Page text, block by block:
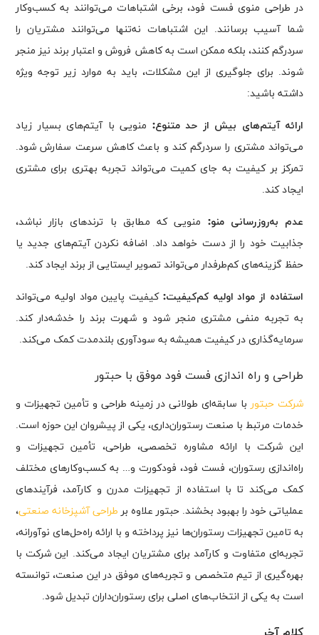
در طراحی منوی فست فود، برخی اشتباهات می‌توانند به کسب‌وکار
شما آسیب برسانند. این اشتباهات نه‌تنها می‌توانند مشتریان را
سردرگم کنند، بلکه ممکن است به کاهش فروش و اعتبار برند نیز منجر
شوند. برای جلوگیری از این مشکلات، باید به موارد زیر توجه ویژه
داشته باشید:
ارائه آیتم‌های بیش از حد متنوع: منویی با آیتم‌های بسیار زیاد
می‌تواند مشتری را سردرگم کند و باعث کاهش سرعت سفارش شود.
تمرکز بر کیفیت به جای کمیت می‌تواند تجربه بهتری برای مشتری
ایجاد کند.
عدم به‌روزرسانی منو: منویی که مطابق با ترندهای بازار نباشد،
جذابیت خود را از دست خواهد داد. اضافه نکردن آیتم‌های جدید یا
حفظ گزینه‌های کم‌طرفدار می‌تواند تصویر ایستایی از برند ایجاد کند.
استفاده از مواد اولیه کم‌کیفیت: کیفیت پایین مواد اولیه می‌تواند
به تجربه منفی مشتری منجر شود و شهرت برند را خدشه‌دار کند.
سرمایه‌گذاری در کیفیت همیشه به سودآوری بلندمدت کمک می‌کند.
طراحی و راه اندازی فست فود موفق با حبتور
شرکت حبتور با سابقه‌ای طولانی در زمینه طراحی و تأمین تجهیزات و
خدمات مرتبط با صنعت رستوران‌داری، یکی از پیشروان این حوزه است.
این شرکت با ارائه مشاوره تخصصی، طراحی، تأمین تجهیزات و
راه‌اندازی رستوران، فست فود، فودکورت و… به کسب‌وکارهای مختلف
کمک می‌کند تا با استفاده از تجهیزات مدرن و کارآمد، فرآیندهای
عملیاتی خود را بهبود بخشند. حبتور علاوه بر طراحی آشپزخانه صنعتی،
به تامین تجهیزات رستوران‌ها نیز پرداخته و با ارائه راه‌حل‌های نوآورانه،
تجربه‌ای متفاوت و کارآمد برای مشتریان ایجاد می‌کند. این شرکت با
بهره‌گیری از تیم متخصص و تجربه‌های موفق در این صنعت، توانسته
است به یکی از انتخاب‌های اصلی برای رستوران‌داران تبدیل شود.